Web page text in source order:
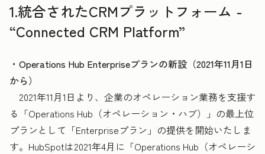
1.統合されたCRMプラットフォーム -
“Connected CRM Platform”
・Operations Hub Enterpriseプランの新設（2021年11月1日
から）
2021年11月1日より、企業のオペレーション業務を支援す
る「Operations Hub（オペレーション・ハブ）」の最上位
プランとして「Enterpriseプラン」の提供を開始いたしま
す。HubSpotは2021年4月に「Operations Hub（オペレーシ